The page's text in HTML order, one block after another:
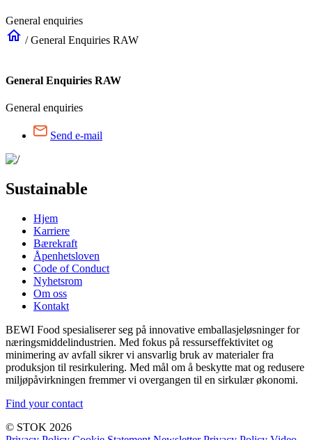
General enquiries
home /General Enquiries RAW
General Enquiries RAW
General enquiries
Send e-mail
Sustainable
Hjem
Karriere
Bærekraft
Åpenhetsloven
Code of Conduct
Nyhetsrom
Om oss
Kontakt
BEWI Food spesialiserer seg på innovative emballasjeløsninger for
næringsmiddelindustrien. Med fokus på ressurseffektivitet og
minimering av avfall sikrer vi ansvarlig bruk av materialer fra
produksjon til resirkulering. Med mål om å beskytte mat og redusere
miljøpåvirkningen fremmer vi overgangen til en sirkulær økonomi.
Find your contact
© STOK 2026